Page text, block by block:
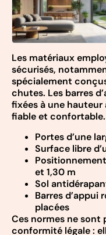
Les matériaux
sécurisés,
spécialement
chutes. Les barres
fixées à une
fiable et confortable.
Portes d’une
Surface libre
et 1,30 m
Sol
Barres
placées
Ces normes ne sont
conformité légale :